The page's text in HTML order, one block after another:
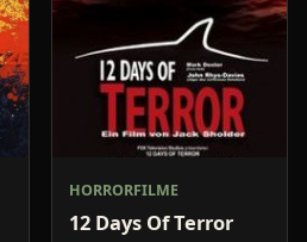
HORRORFILME
12 Days Of Terror